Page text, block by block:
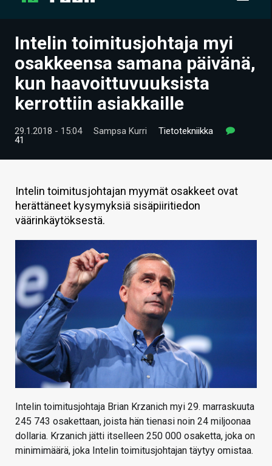
UUTISET
ARTIKKELIT
VIDEOT
TECHBBS
KAUPPA
HAKU
Intelin toimitusjohtaja myi
osakkeensa samana päivänä,
kun haavoittuvuuksista
kerrottiin asiakkaille
29.1.2018 - 15:04 Sampsa Kurri
Tietotekniikka
41
Intelin toimitusjohtajan myymät osakkeet ovat
herättäneet kysymyksiä sisäpiiritiedon
väärinkäytöksestä.
Intelin toimitusjohtaja Brian Krzanich myi 29. marraskuuta
245 743 osakettaan, joista hän tienasi noin 24 miljoonaa
dollaria. Krzanich jätti itselleen 250 000 osaketta, joka on
minimimäärä, joka Intelin toimitusjohtajan täytyy omistaa.